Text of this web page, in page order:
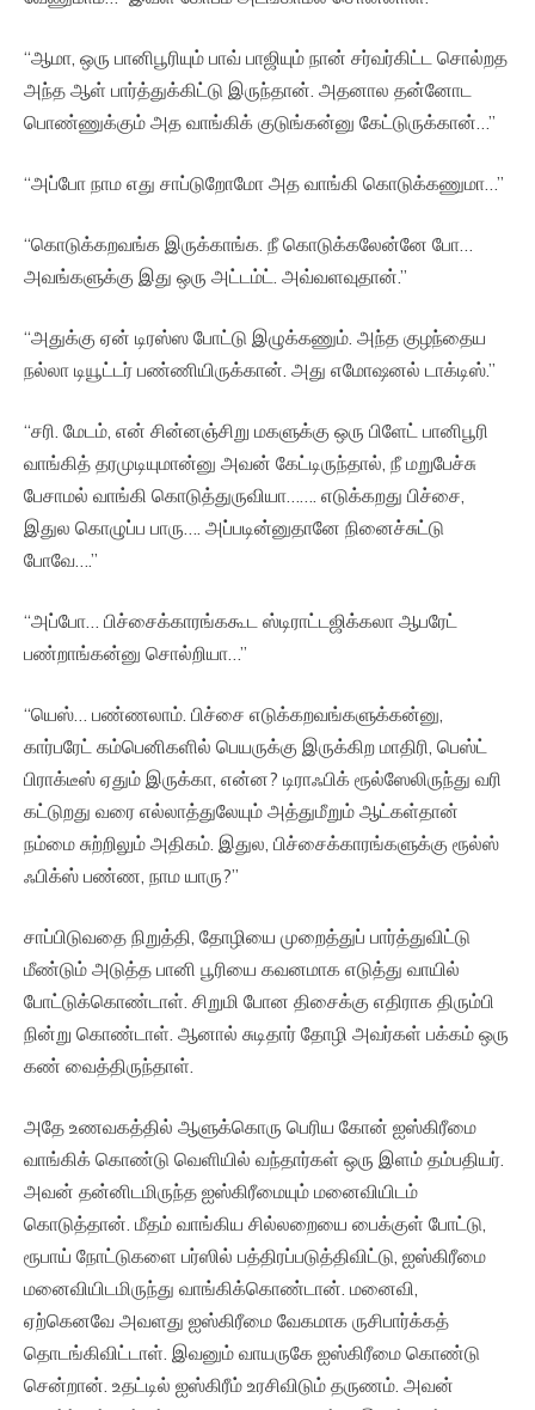
“ஆமா, ஒரு பானிபூரியும் பாவ் பாஜியும் நான் சர்வர்கிட்ட சொல்றத
அந்த ஆள் பார்த்துக்கிட்டு இருந்தான். அதனால தன்னோட
பொண்ணுக்கும் அத வாங்கிக் குடுங்கன்னு கேட்டுருக்கான்…”
“அப்போ நாம எது சாப்டுறோமோ அத வாங்கி கொடுக்கணுமா…”
“கொடுக்கறவங்க இருக்காங்க. நீ கொடுக்கலேன்னே போ…
அவங்களுக்கு இது ஒரு அட்டம்ட். அவ்வளவுதான்.”
“அதுக்கு ஏன் டிரஸ்ஸ போட்டு இழுக்கணும். அந்த குழந்தைய
நல்லா டியூட்டர் பண்ணியிருக்கான். அது எமோஷனல் டாக்டிஸ்.”
“சரி. மேடம், என் சின்னஞ்சிறு மகளுக்கு ஒரு பிளேட் பானிபூரி
வாங்கித் தரமுடியுமான்னு அவன் கேட்டிருந்தால், நீ மறுபேச்சு
பேசாமல் வாங்கி கொடுத்துருவியா……. எடுக்கறது பிச்சை,
இதுல கொழுப்ப பாரு…. அப்படின்னுதானே நினைச்சுட்டு
போவே….”
“அப்போ… பிச்சைக்காரங்ககூட ஸ்டிராட்டஜிக்கலா ஆபரேட்
பண்றாங்கன்னு சொல்றியா…”
“யெஸ்… பண்ணலாம். பிச்சை எடுக்கறவங்களுக்கன்னு,
கார்பரேட் கம்பெனிகளில் பெயருக்கு இருக்கிற மாதிரி, பெஸ்ட்
பிராக்டீஸ் ஏதும் இருக்கா, என்ன? டிராஃபிக் ரூல்ஸேலிருந்து வரி
கட்டுறது வரை எல்லாத்துலேயும் அத்துமீறும் ஆட்கள்தான்
நம்மை சுற்றிலும் அதிகம். இதுல, பிச்சைக்காரங்களுக்கு ரூல்ஸ்
ஃபிக்ஸ் பண்ண, நாம யாரு?”
சாப்பிடுவதை நிறுத்தி, தோழியை முறைத்துப் பார்த்துவிட்டு
மீண்டும் அடுத்த பானி பூரியை கவனமாக எடுத்து வாயில்
போட்டுக்கொண்டாள். சிறுமி போன திசைக்கு எதிராக திரும்பி
நின்று கொண்டாள். ஆனால் சுடிதார் தோழி அவர்கள் பக்கம் ஒரு
கண் வைத்திருந்தாள்.
அதே உணவகத்தில் ஆளுக்கொரு பெரிய கோன் ஐஸ்கிரீமை
வாங்கிக் கொண்டு வெளியில் வந்தார்கள் ஒரு இளம் தம்பதியர்.
அவன் தன்னிடமிருந்த ஐஸ்கிரீமையும் மனைவியிடம்
கொடுத்தான். மீதம் வாங்கிய சில்லறையை பைக்குள் போட்டு,
ரூபாய் நோட்டுகளை பர்ஸில் பத்திரப்படுத்திவிட்டு, ஐஸ்கிரீமை
மனைவியிடமிருந்து வாங்கிக்கொண்டான். மனைவி,
ஏற்கெனவே அவளது ஐஸ்கிரீமை வேகமாக ருசிபார்க்கத்
தொடங்கிவிட்டாள். இவனும் வாயருகே ஐஸ்கிரீமை கொண்டு
சென்றான். உதட்டில் ஐஸ்கிரீம் உரசிவிடும் தருணம். அவன்